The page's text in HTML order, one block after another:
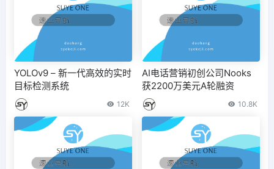
YOLOv9 – 新一代高效的实时
目标检测系统
12K
AI电话营销初创公司Nooks
获2200万美元A轮融资
10.8K